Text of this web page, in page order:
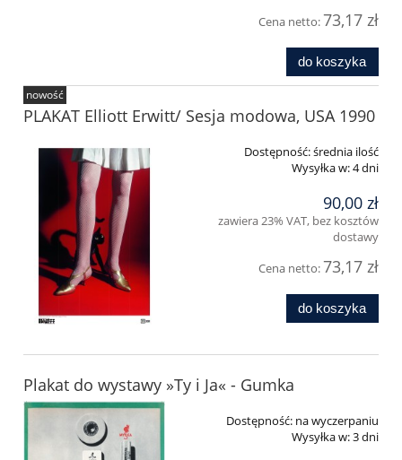
Cena netto:73,17 zł
do koszyka
PLAKAT Elliott Erwitt/ Sesja modowa, USA 1990
Dostępność:średnia ilość
Wysyłka w:4 dni
90,00 zł
zawiera 23% VAT, bez kosztów
dostawy
Cena netto:73,17 zł
do koszyka
nowość
Plakat do wystawy »Ty i Ja« - Gumka
Dostępność: na wyczerpaniu
Wysyłka w:3 dni